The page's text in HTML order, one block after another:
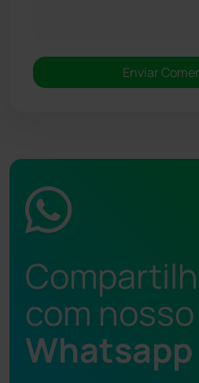
com nosso
Whatsapp